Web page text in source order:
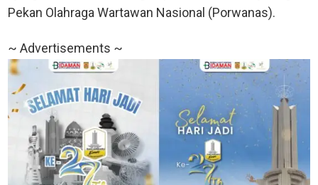
Pekan Olahraga Wartawan Nasional (Porwanas).
~ Advertisements ~